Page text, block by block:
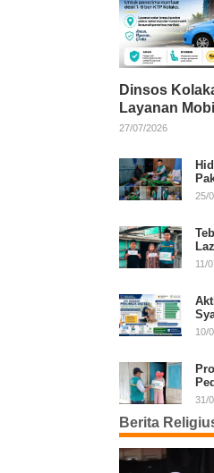
Dinsos
Layanan
Gratis bagi
27/07/2026
25/
11/
10/
31/
Berita